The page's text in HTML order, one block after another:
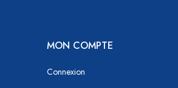
MON COMPTE
Connexion